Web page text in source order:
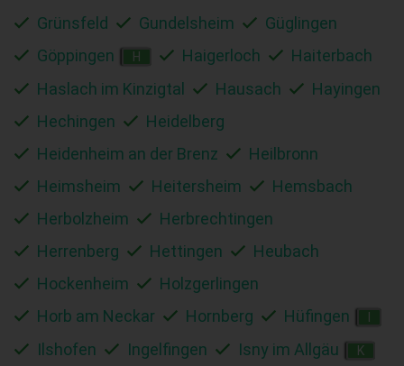
Grünsfeld Gundelsheim
Güglingen
Göppingen
H Haigerloch
Haiterbach
Haslach im Kinzigtal
Hausach
Hayingen
Hechingen
Heidelberg
Heidenheim an der Brenz
Heilbronn
Heimsheim
Heitersheim
Hemsbach
Herbolzheim
Herbrechtingen
Herrenberg
Hettingen
Heubach
Hockenheim
Holzgerlingen
Horb am Neckar
Hornberg Hüfingen
Ilshofen Ingelfingen Isny im Allgäu K